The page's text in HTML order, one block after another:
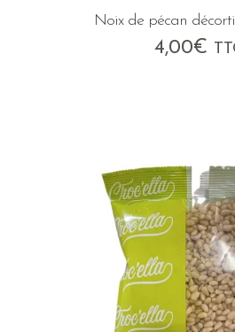
Noix de pécan
4,00€